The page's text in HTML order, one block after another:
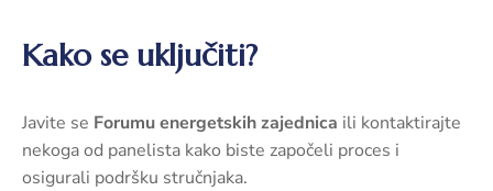
Kako se uključiti?
Javite se Forumu energetskih zajednica ili kontaktirajte
nekoga od panelista kako biste započeli proces i
osigurali podršku stručnjaka.